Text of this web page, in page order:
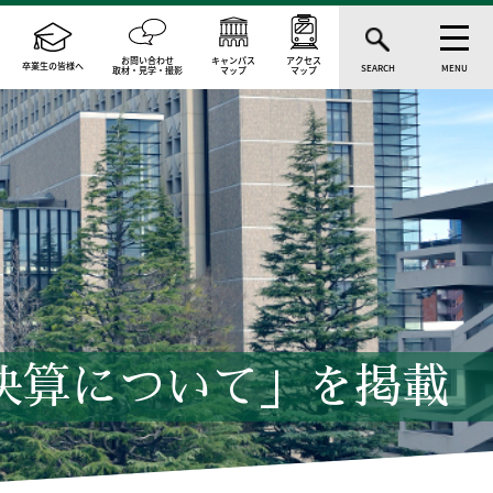
卒業生の皆様へ お問い合わせ
取材・見学・撮影
キャンパス
マップ
アクセス
マップ SEARCH MENU
算について」を掲載